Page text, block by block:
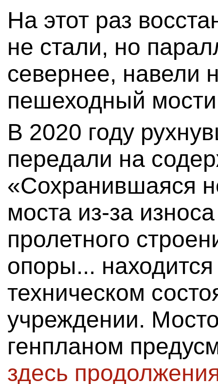
На этот раз
не стали, но
севернее, навели
пешеходный
В 2020 году
передали на
«Сохранившаяся
моста из-за
пролетного
опоры...
техническом
учреждении.
генпланом
здесь